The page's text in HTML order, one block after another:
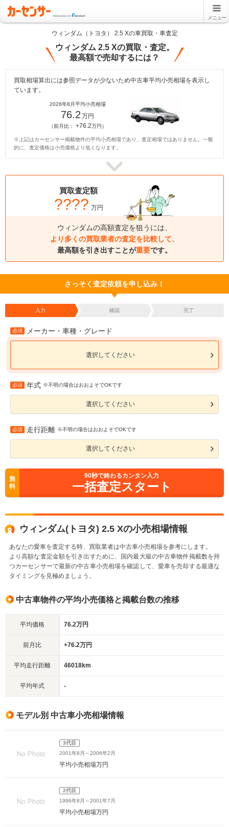
メニュー
ウィンダム（トヨタ） 2.5 Xの車買取・車査定
ウィンダム 2.5 Xの買取・査定。
最高額で売却するには？
買取相場算出には参照データが少ないため中古車平均小売相場を表示し
ています。
2026年8月平均小売相場
76.2 万円
（前月比： +76.2万円）
※上記はカーセンサー掲載物件の平均小売相場であり、査定相場ではありません。一般
的に、査定価格は小売価格より低くなります。
買取査定額
???? 万円
ウィンダムの高額査定を狙うには、
より多くの買取業者の査定を比較して、
最高額を引き出すことが重要です。
さっそく査定依頼を申し込み！
入力 確認 完了
必須 メーカー・車種・グレード
選択してください
必須 年式 ※不明の場合はおおよそでOKです
選択してください
必須 走行距離 ※不明の場合はおおよそでOKです
選択してください
無
料
90秒で終わるカンタン入力
一括査定スタート
ウィンダム(トヨタ) 2.5 Xの小売相場情報
あなたの愛車を査定する時、買取業者は中古車小売相場を参考にします。
より高額な査定金額を引き出すために、国内最大級の中古車物件掲載数を持
つカーセンサーで最新の中古車小売相場を確認して、愛車を売却する最適な
タイミングを見極めましょう。
中古車物件の平均小売価格と掲載台数の推移
平均価格 76.2万円
前月比 +76.2万円
平均走行距離 46018km
平均年式 -
モデル別 中古車小売相場情報
3代目
2001年8月～2006年2月
平均小売相場万円
2代目
1996年8月～2001年7月
平均小売相場万円